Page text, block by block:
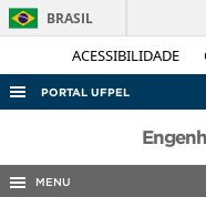
ACESSIBILIDADE
BRASIL
PORTAL UFPEL
ACESSO À INFORMAÇÃO
AUDITORIA
MENU